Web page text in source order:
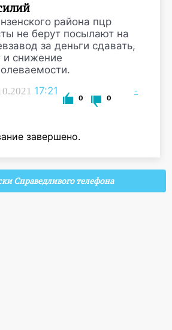
района пцр
не берут посылают на
за деньги сдавать,
и снижение
17:21
0 0
-
завершено.
Справедливого телефона